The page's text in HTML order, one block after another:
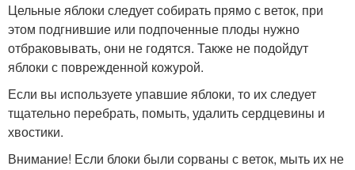
Цельные яблоки следует собирать прямо с веток, при
этом подгнившие или подпоченные плоды нужно
отбраковывать, они не годятся. Также не подойдут
яблоки с поврежденной кожурой.
Если вы используете упавшие яблоки, то их следует
тщательно перебрать, помыть, удалить сердцевины и
хвостики.
Внимание! Если блоки были сорваны с веток, мыть их не